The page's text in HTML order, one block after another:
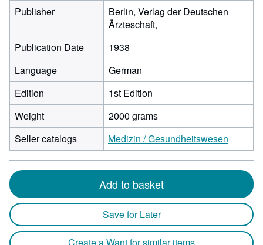
Publisher
Berlin, Verlag der Deutschen
Ärzteschaft,
Publication Date
1938
Language
German
Edition
1st Edition
Weight
2000 grams
Seller catalogs
Medizin / Gesundheitswesen
Add to basket
Save for Later